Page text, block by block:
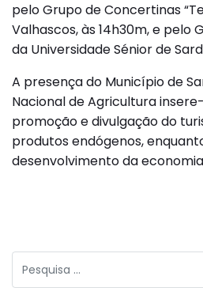
pelo Grupo de Concertinas
Valhascos, às 14h30m, e pelo
da Universidade Sénior de
A presença do Município de
Nacional de Agricultura
promoção e divulgação do
produtos endógenos,
desenvolvimento da